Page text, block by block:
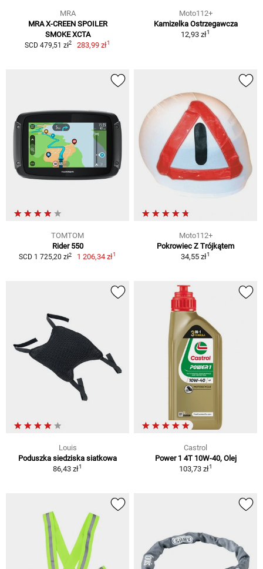
MRA
MRA X-CREEN SPOILER
SMOKE XCTA
SCD 479,51 zł2 283,99 zł1
Moto112+
Kamizelka Ostrzegawcza
12,93 zł1
TOMTOM
Rider 550
SCD 1 725,20 zł2 1 206,34 zł1
Moto112+
Pokrowiec Z Trójkątem
34,55 zł1
Louis
Poduszka siedziska siatkowa
86,43 zł1
Castrol
Power 1 4T 10W-40, Olej
103,73 zł1